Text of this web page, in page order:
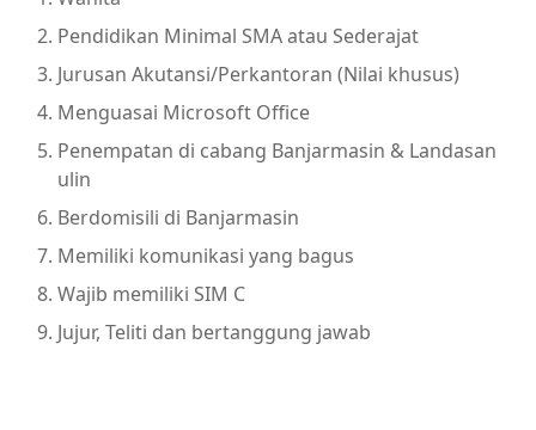
Pendidikan Minimal SMA atau Sederajat
Jurusan Akutansi/Perkantoran (Nilai khusus)
Menguasai Microsoft Office
Penempatan di cabang Banjarmasin & Landasan
ulin
Berdomisili di Banjarmasin
Memiliki komunikasi yang bagus
Wajib memiliki SIM C
Jujur, Teliti dan bertanggung jawab